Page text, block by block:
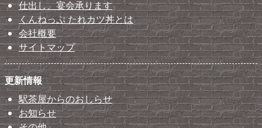
仕出し、宴会承ります
くんねっぷ たれカツ丼とは
会社概要
サイトマップ
更新情報
駅茶屋からのおしらせ
お知らせ